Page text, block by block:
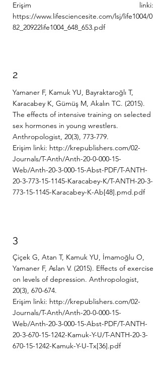
Erişim linki:
https://www.lifesciencesite.com/lsj/life1004/0
82_20922life1004_648_653.pdf
2
Yamaner F, Kamuk YU, Bayraktaroğlı T,
Karacabey K, Gümüş M, Akalın TC. (2015).
The effects of intensive training on selected
sex hormones in young wrestlers.
Anthropologist, 20(3), 773-779.
Erişim linki: http://krepublishers.com/02-
Journals/T-Anth/Anth-20-0-000-15-
Web/Anth-20-3-000-15-Abst-PDF/T-ANTH-
20-3-773-15-1145-Karacabey-K/T-ANTH-20-3-
773-15-1145-Karacabey-K-Ab[48].pmd.pdf
3
Çiçek G, Atan T, Kamuk YU, İmamoğlu O,
Yamaner F, Aslan V. (2015). Effects of exercise
on levels of depression. Anthropologist,
20(3), 670-674.
Erişim linki: http://krepublishers.com/02-
Journals/T-Anth/Anth-20-0-000-15-
Web/Anth-20-3-000-15-Abst-PDF/T-ANTH-
20-3-670-15-1242-Kamuk-Y-U/T-ANTH-20-3-
670-15-1242-Kamuk-Y-U-Tx[36].pdf